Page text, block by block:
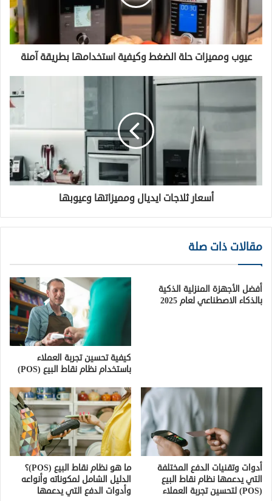
عيوب ومميزات حلة الضغط وكيفية استخدامها بطريقة آمنة
أسعار ثلاجات ايديال ومميزاتها وعيوبها
مقالات ذات صلة
أفضل الأجهزة المنزلية الذكية
بالذكاء الاصطناعي لعام 2025
كيفية تحسين تجربة العملاء
باستخدام نظام نقاط البيع (POS)
أدوات وتقنيات الدفع المختلفة
التي يدعمها نظام نقاط البيع
(POS) لتحسين تجربة العملاء
ما هو نظام نقاط البيع (POS)؟
الدليل الشامل لمكوناته وأنواعه
وأدوات الدفع التي يدعمها